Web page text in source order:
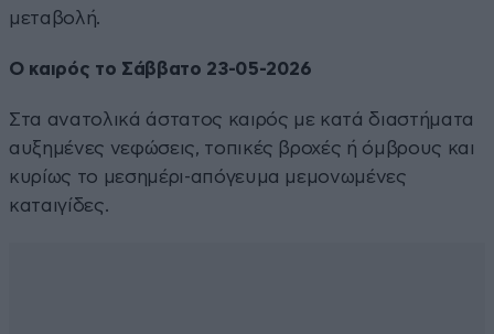
μεταβολή.
Ο καιρός το Σάββατο 23-05-2026
Στα ανατολικά άστατος καιρός με κατά διαστήματα
αυξημένες νεφώσεις, τοπικές βροχές ή όμβρους και
κυρίως το μεσημέρι-απόγευμα μεμονωμένες
καταιγίδες.